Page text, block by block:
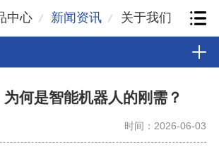
中心 新闻资讯 关于我们
何是智能机器人的刚需？
时间：2026-06-03